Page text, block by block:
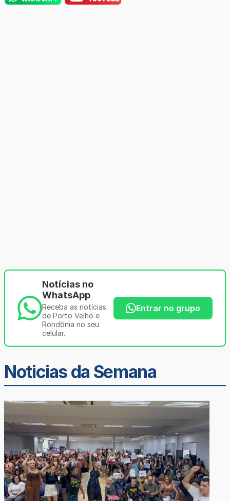
Notícias no
WhatsApp
Receba as notícias
de Porto Velho e
Rondônia no seu
celular.
Entrar no grupo
Noticias da Semana